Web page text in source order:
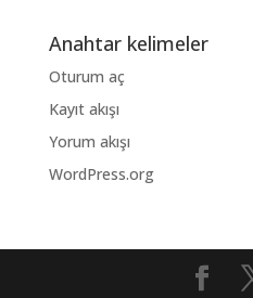
Anahtar kelimeler
Oturum aç
Kayıt akışı
Yorum akışı
WordPress.org